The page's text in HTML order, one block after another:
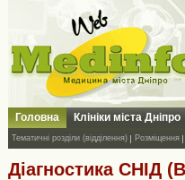
Головна Клініки міста Дніпро
Тематичні розділи (відділення) Розміщення
Діагностика СНІД